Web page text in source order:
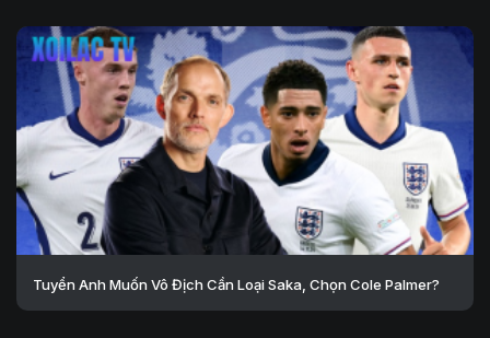
Tuyển Anh Muốn Vô Địch Cần Loại Saka, Chọn Cole Palmer?